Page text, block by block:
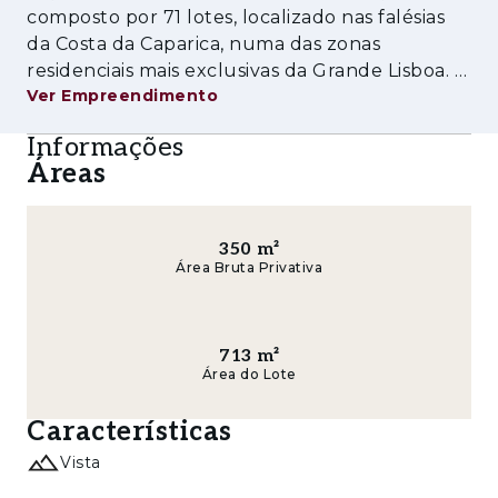
promissoras junto à capital.
composto por 71 lotes, localizado nas falésias
da Costa da Caparica, numa das zonas
residenciais mais exclusivas da Grande Lisboa. A
apenas 15 minutos do centro de Lisboa e a 5
empreendimento beneficia de uma lo
Ver Empreendimento
Informações
Áreas
350 m²
Área Bruta Privativa
713 m²
Área do Lote
Características
Vista